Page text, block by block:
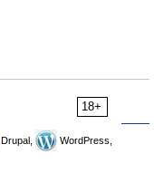
18+
Drupal,
WordPress,